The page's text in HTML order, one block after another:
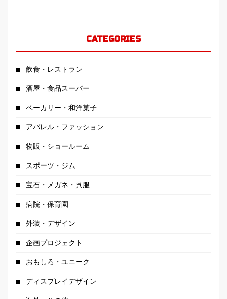
CATEGORIES
飲食・レストラン
酒屋・食品スーパー
ベーカリー・和洋菓子
アパレル・ファッション
物販・ショールーム
スポーツ・ジム
宝石・メガネ・呉服
病院・保育園
外装・デザイン
企画プロジェクト
おもしろ・ユニーク
ディスプレイデザイン